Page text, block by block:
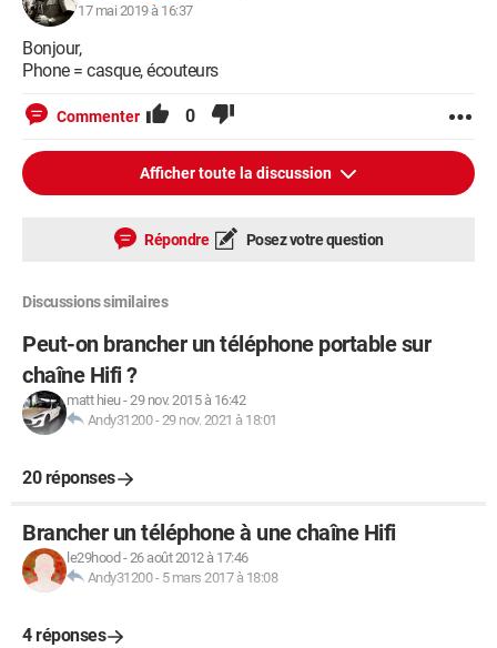
17 mai 2019 à 16:37
Bonjour,
Phone = casque, écouteurs
Commenter 0
Afficher toute la discussion
Répondre Posez votre question
Discussions similaires
Peut-on brancher un téléphone portable sur
chaîne Hifi ?
matt hieu-29 nov. 2015 à 16:42
Andy31200-29 nov. 2021 à 18:01
20 réponses
Brancher un téléphone à une chaîne Hifi
le29hood -26 août 2012 à 17:46
Andy31200- 5 mars 2017 à 18:08
4 réponses